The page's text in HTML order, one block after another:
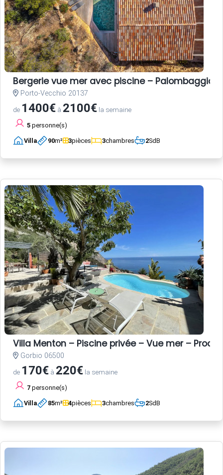
Bergerie vue mer avec piscine – Palombaggia,
Porto-Vecchio 20137
de 1400€ à 2100€ la semaine
5 personne(s)
Villa 90m² 3pièces 3chambres 2SdB
Villa Menton – Piscine privée – Vue mer –
Gorbio 06500
de 170€ à 220€ la semaine
7 personne(s)
Villa 85m² 4pièces 3chambres 2SdB